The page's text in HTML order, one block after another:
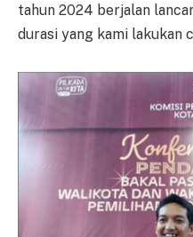
tahun 2024 berjalan
durasi yang kami lakukan